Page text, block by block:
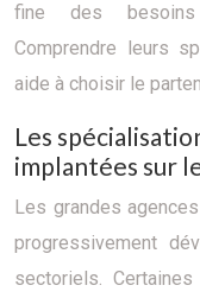
fine des besoins
Comprendre leurs
aide à choisir le
Les
implantées sur
Les grandes
progressivement
sectoriels.